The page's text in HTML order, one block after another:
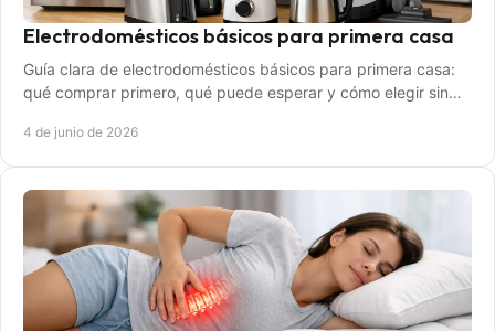
Electrodomésticos básicos para primera casa
Guía clara de electrodomésticos básicos para primera casa:
qué comprar primero, qué puede esperar y cómo elegir sin
4 de junio de 2026